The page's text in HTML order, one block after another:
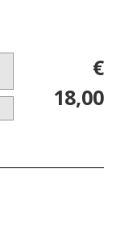
€
18,00